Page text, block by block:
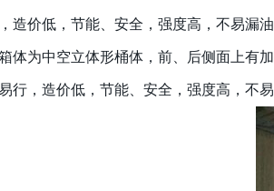
造价低，节能、安全，强度高，不易漏
体为中空立体形桶体，前、后侧面上有
行，造价低，节能、安全，强度高，不